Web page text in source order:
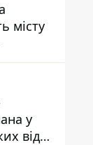
місту
у
від